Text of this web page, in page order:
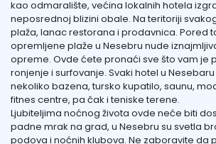
kao odmaralište, većina lokalnih hotela
neposrednoj blizini obale. Na teritoriji
plaža, lanac restorana i prodavnica. Pored
opremljene plaže u Nesebru nude
opreme. Ovde ćete pronaći sve što vam je
ronjenje i surfovanje. Svaki hotel u
nekoliko bazena, tursko kupatilo, saunu,
fitnes centre, pa čak i teniske terene.
Ljubiteljima noćnog života ovde neće biti
padne mrak na grad, u Nesebru su svetla
podova i noćnih klubova. Ne zaboravite da